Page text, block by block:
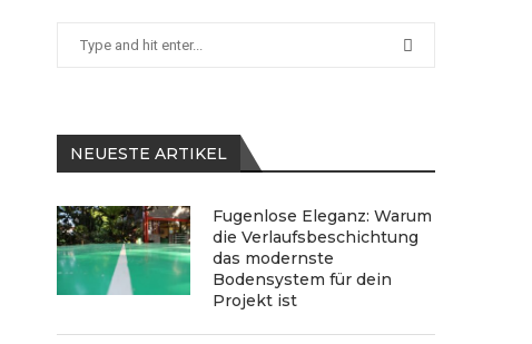
NEUESTE ARTIKEL
Fugenlose Eleganz: Warum
die Verlaufsbeschichtung
das modernste
Bodensystem für dein
Projekt ist